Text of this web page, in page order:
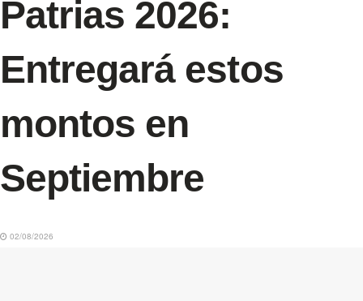
Patrias 2026:
Entregará estos
montos en
Septiembre
02/08/2026